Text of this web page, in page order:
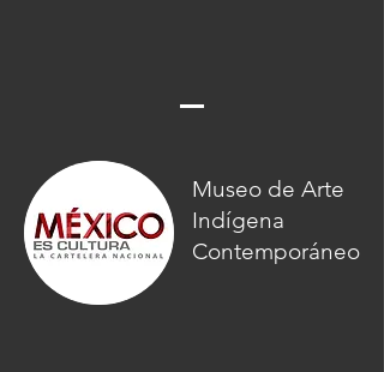
Museo de Arte
Indígena
Contemporáneo